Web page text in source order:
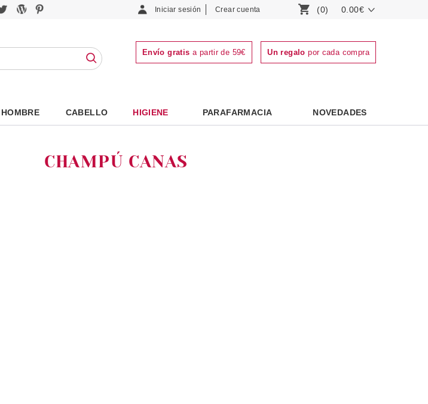
Iniciar sesión Crear cuenta (0) 0.00€
Envío gratis a partir de 59€ Un regalo por cada compra
HOMBRE CABELLO HIGIENE PARAFARMACIA NOVEDADES
CHAMPÚ CANAS